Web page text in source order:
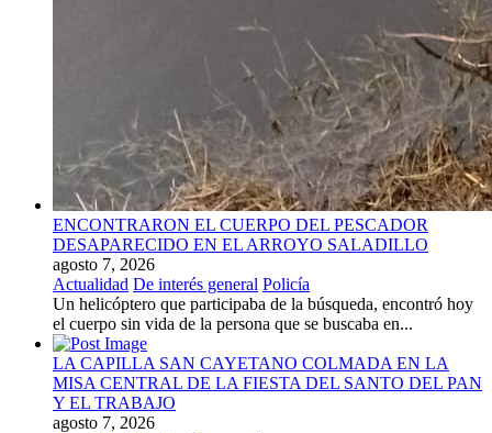
ENCONTRARON EL CUERPO DEL PESCADOR
DESAPARECIDO EN EL ARROYO SALADILLO
agosto 7, 2026
Actualidad De interés general Policía
Un helicóptero que participaba de la búsqueda, encontró hoy
el cuerpo sin vida de la persona que se buscaba en...
LA CAPILLA SAN CAYETANO COLMADA EN LA
MISA CENTRAL DE LA FIESTA DEL SANTO DEL PAN
Y EL TRABAJO
agosto 7, 2026